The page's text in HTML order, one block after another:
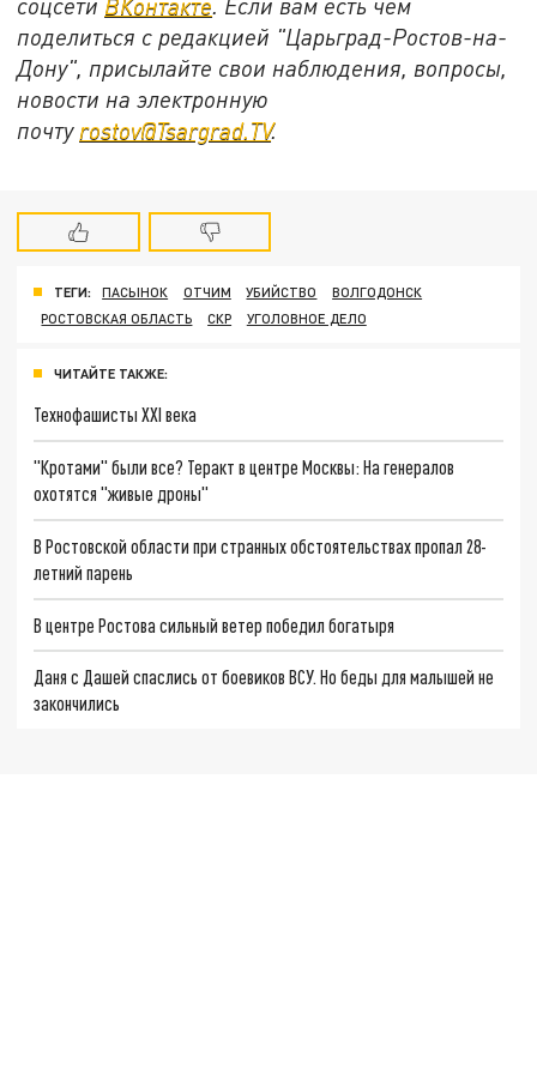
поделиться с редакцией "Царьград-Ростов-на-
Дону", присылайте свои наблюдения, вопросы,
новости на электронную
почту rostov@Tsargrad.ТV.
ТЕГИ: ПАСЫНОК ОТЧИМ УБИЙСТВО
ВОЛГОДОНСК
РОСТОВСКАЯ ОБЛАСТЬ
СКР УГОЛОВНОЕ ДЕЛО
ЧИТАЙТЕ ТАКЖЕ:
Технофашисты XXI века
"Кротами" были все? Теракт в центре Москвы: На генералов
охотятся "живые дроны"
В Ростовской области при странных обстоятельствах пропал 28-
летний парень
В центре Ростова сильный ветер победил богатыря
Даня с Дашей спаслись от боевиков ВСУ. Но беды для малышей не
закончились